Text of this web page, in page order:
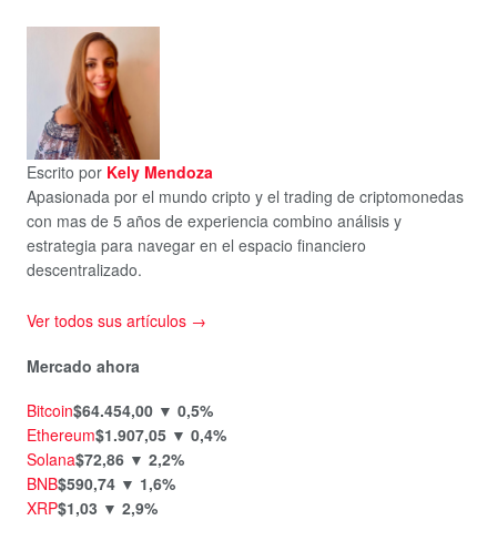
Escrito por Kely Mendoza
Apasionada por el mundo cripto y el trading de criptomonedas
con mas de 5 años de experiencia combino análisis y
estrategia para navegar en el espacio financiero
descentralizado.
Ver todos sus artículos →
Mercado ahora
Bitcoin$64.454,00 ▼ 0,5%
Ethereum$1.907,05 ▼ 0,4%
Solana$72,86 ▼ 2,2%
BNB$590,74 ▼ 1,6%
XRP$1,03 ▼ 2,9%